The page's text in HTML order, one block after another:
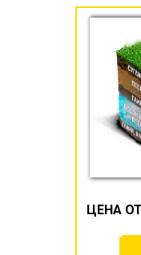
ЦЕНА